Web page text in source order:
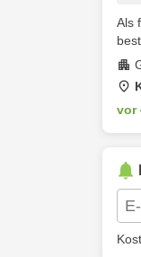
Als
vor